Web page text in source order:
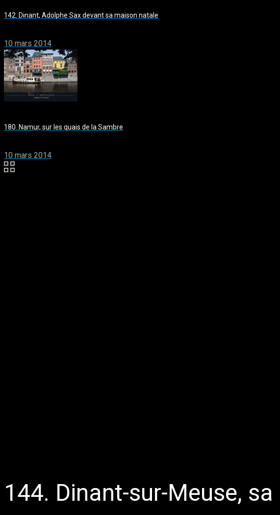
142. Dinant, Adolphe Sax devant sa maison natale
10 mars 2014
180. Namur, sur les quais de la Sambre
10 mars 2014
144. Dinant-sur-Meuse,